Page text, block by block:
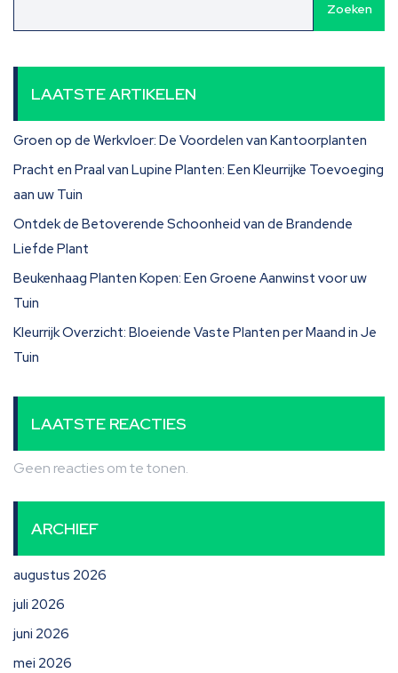
Zoeken
LAATSTE ARTIKELEN
Groen op de Werkvloer: De Voordelen van Kantoorplanten
Pracht en Praal van Lupine Planten: Een Kleurrijke Toevoeging
aan uw Tuin
Ontdek de Betoverende Schoonheid van de Brandende
Liefde Plant
Beukenhaag Planten Kopen: Een Groene Aanwinst voor uw
Tuin
Kleurrijk Overzicht: Bloeiende Vaste Planten per Maand in Je
Tuin
LAATSTE REACTIES
Geen reacties om te tonen.
ARCHIEF
augustus 2026
juli 2026
juni 2026
mei 2026